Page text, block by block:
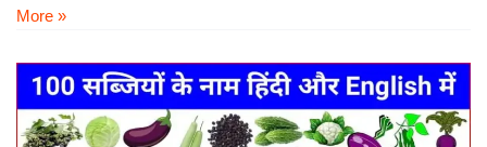
More »